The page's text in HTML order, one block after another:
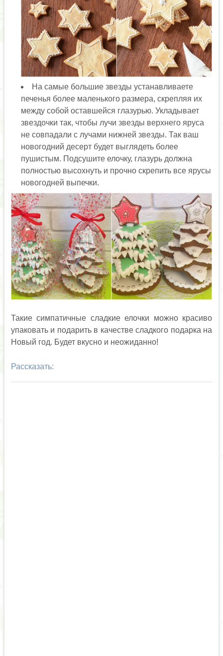
На самые большие звезды устанавливаете
печенья более маленького размера, скрепляя их
между собой оставшейся глазурью. Укладывает
звездочки так, чтобы лучи звезды верхнего яруса
не совпадали с лучами нижней звезды. Так ваш
новогодний десерт будет выглядеть более
пушистым. Подсушите елочку, глазурь должна
полностью высохнуть и прочно скрепить все ярусы
новогодней выпечки.
Такие симпатичные сладкие елочки можно красиво
упаковать и подарить в качестве сладкого подарка на
Новый год. Будет вкусно и неожиданно!
Рассказать: